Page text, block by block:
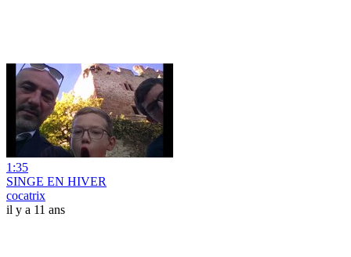
1:35
SINGE EN HIVER
cocatrix
il y a 11 ans